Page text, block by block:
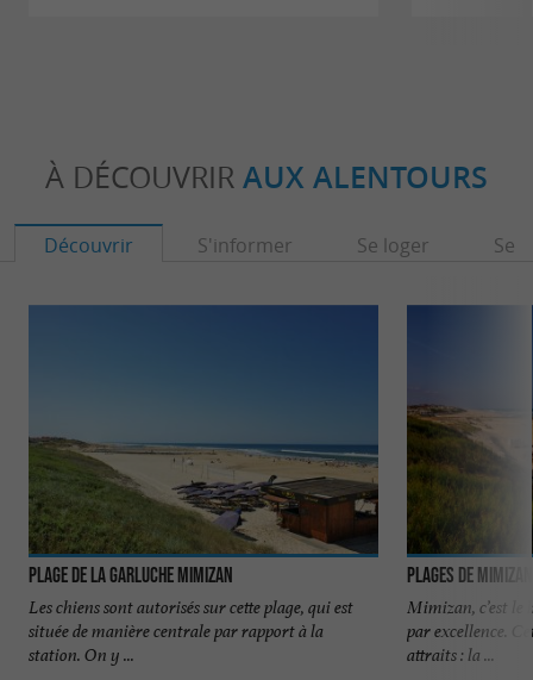
À DÉCOUVRIR AUX ALENTOURS
Découvrir S'informer Se loger Se
Plage de la Garluche Mimizan
Les chiens sont autorisés sur cette plage, qui est
située de manière centrale par rapport à la
station. On y ...
Plages de
Mimizan, c’est le
par excellence.
attraits : la ...